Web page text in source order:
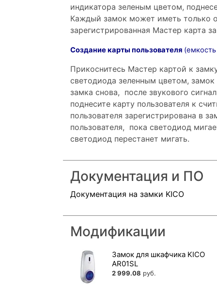
индикатора зеленым цветом,
Каждый замок может иметь только
зарегистрированная Мастер карта
Создание карты пользователя
Прикоснитесь Мастер картой к
светодиода зеленным цветом,
замка снова, после звукового
поднесите карту пользователя к
пользователя зарегистрирована в
пользователя, пока светодиод
светодиод перестанет мигать.
Документация и ПО
Документация на замки KICO
Модификации
Замок для шкафчика KICO
AR01SL
2 999.08 руб.